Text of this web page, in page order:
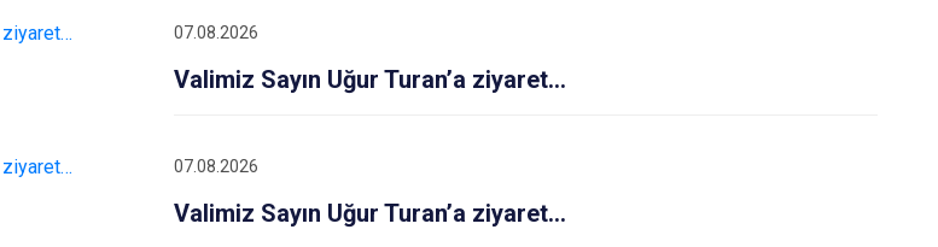
07.08.2026
Valimiz Sayın Uğur Turan’a ziyaret…
07.08.2026
Valimiz Sayın Uğur Turan’a ziyaret…